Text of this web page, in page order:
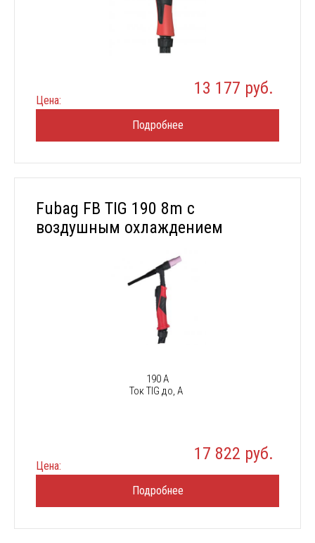
Цена:
13 177 руб.
Подробнее
Fubag FB TIG 190 8m с
воздушным охлаждением
190 А
Ток TIG до, А
Цена:
17 822 руб.
Подробнее